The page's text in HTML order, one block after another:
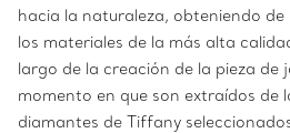
hacia la naturaleza, obteniendo
los materiales de la más alta
largo de la creación de la pieza de
momento en que son extraídos de
diamantes de Tiffany